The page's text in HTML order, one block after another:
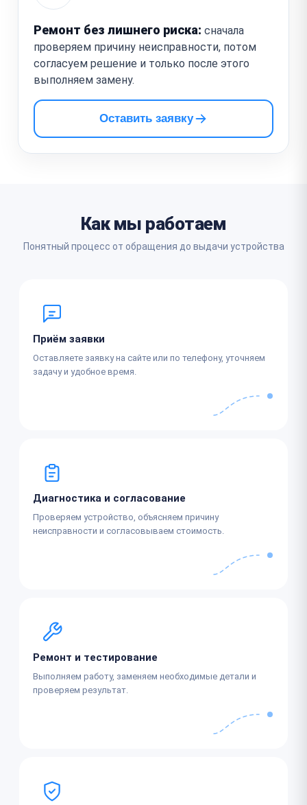
Ремонт без лишнего риска: сначала
проверяем причину неисправности, потом
согласуем решение и только после этого
выполняем замену.
Оставить заявку
Как мы работаем
Понятный процесс от обращения до выдачи устройства
Приём заявки
Оставляете заявку на сайте или по телефону, уточняем
задачу и удобное время.
Диагностика и согласование
Проверяем устройство, объясняем причину
неисправности и согласовываем стоимость.
Ремонт и тестирование
Выполняем работу, заменяем необходимые детали и
проверяем результат.